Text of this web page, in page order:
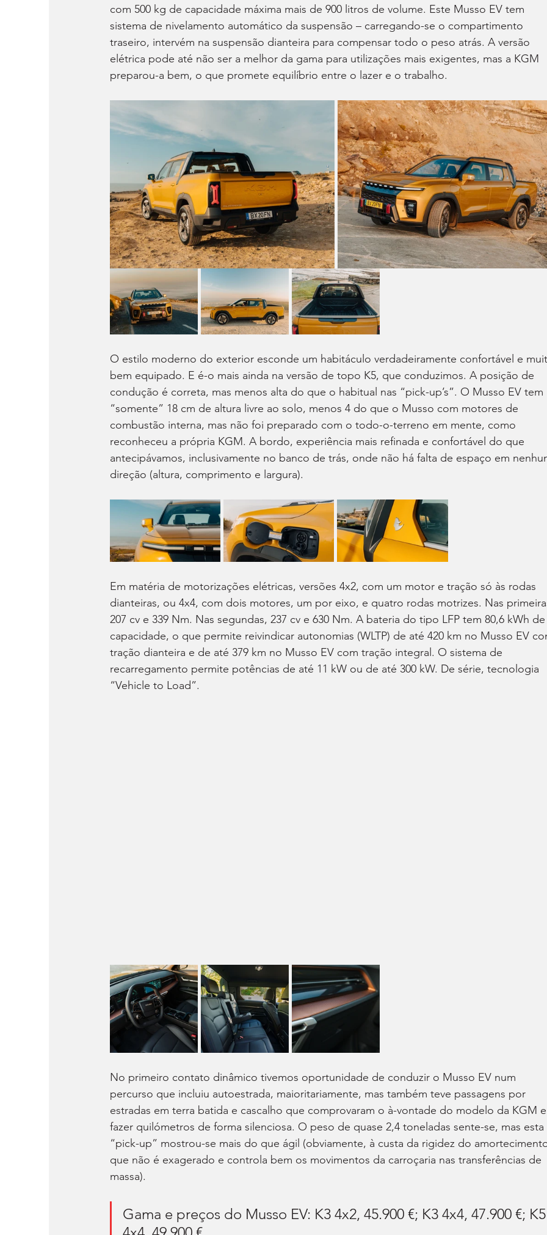
com 500 kg de capacidade máxima mais de 900 litros de volume. Este Musso EV tem
sistema de nivelamento automático da suspensão – carregando-se o compartimento
traseiro, intervém na suspensão dianteira para compensar todo o peso atrás. A versão
elétrica pode até não ser a melhor da gama para utilizações mais exigentes, mas a KGM
preparou-a bem, o que promete equilíbrio entre o lazer e o trabalho.
O estilo moderno do exterior esconde um habitáculo verdadeiramente confortável e
bem equipado. E é-o mais ainda na versão de topo K5, que conduzimos. A posição de
condução é correta, mas menos alta do que o habitual nas “pick-up’s”. O Musso EV tem
“somente” 18 cm de altura livre ao solo, menos 4 do que o Musso com motores de
combustão interna, mas não foi preparado com o todo-o-terreno em mente, como
reconheceu a própria KGM. A bordo, experiência mais refinada e confortável do que
antecipávamos, inclusivamente no banco de trás, onde não há falta de espaço em
direção (altura, comprimento e largura).
Em matéria de motorizações elétricas, versões 4x2, com um motor e tração só às rodas
dianteiras, ou 4x4, com dois motores, um por eixo, e quatro rodas motrizes. Nas
207 cv e 339 Nm. Nas segundas, 237 cv e 630 Nm. A bateria do tipo LFP tem 80,6 kWh
capacidade, o que permite reivindicar autonomias (WLTP) de até 420 km no Musso EV
tração dianteira e de até 379 km no Musso EV com tração integral. O sistema de
recarregamento permite potências de até 11 kW ou de até 300 kW. De série, tecnologia
“Vehicle to Load”.
No primeiro contato dinâmico tivemos oportunidade de conduzir o Musso EV num
percurso que incluiu autoestrada, maioritariamente, mas também teve passagens por
estradas em terra batida e cascalho que comprovaram o à-vontade do modelo da KGM
fazer quilómetros de forma silenciosa. O peso de quase 2,4 toneladas sente-se, mas esta
“pick-up” mostrou-se mais do que ágil (obviamente, à custa da rigidez do
que não é exagerado e controla bem os movimentos da carroçaria nas transferências de
massa).
Gama e preços do Musso EV: K3 4x2, 45.900 €; K3 4x4, 47.900 €;